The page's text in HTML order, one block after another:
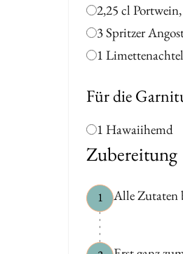
2,25 cl
3 Spritzer
1 Limettenachtel
Für die
1 Hawaiihemd
Zubereitung
1 Alle Zutaten